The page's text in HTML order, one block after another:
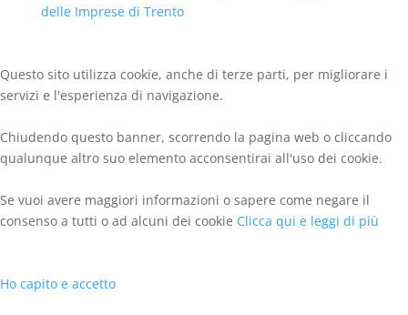
delle Imprese di Trento
Questo sito utilizza cookie, anche di terze parti, per migliorare i
servizi e l'esperienza di navigazione.
Chiudendo questo banner, scorrendo la pagina web o cliccando
qualunque altro suo elemento acconsentirai all'uso dei cookie.
Se vuoi avere maggiori informazioni o sapere come negare il
consenso a tutti o ad alcuni dei cookie Clicca qui e leggi di più
Ho capito e accetto